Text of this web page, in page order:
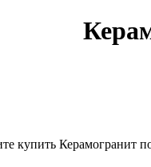
купить Керамогранит